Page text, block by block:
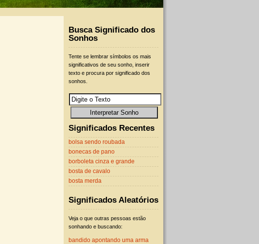
Busca Significado dos
Sonhos
Tente se lembrar símbolos os mais
significativos de seu sonho, inserir
texto e procura por significado dos
sonhos.
Significados Recentes
bolsa sendo roubada
bonecas de pano
borboleta cinza e grande
bosta de cavalo
bosta merda
Significados Aleatórios
Veja o que outras pessoas estão
sonhando e buscando:
bandido apontando uma arma